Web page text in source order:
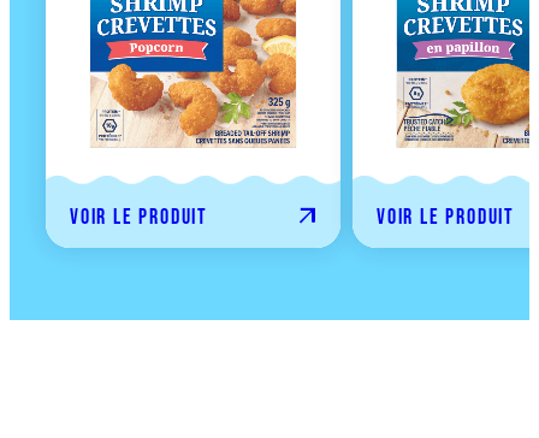
Voir le produit Voir le produit